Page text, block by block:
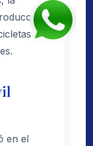
y,
en el